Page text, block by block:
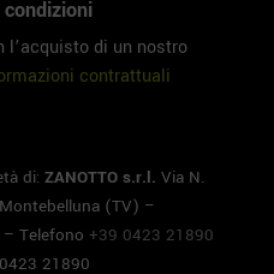
l’acquisto di un nostro
contrattuali
di: ZANOTTO s.r.l. Via N.
(TV) –
– Telefono+39 0423 21890
21890